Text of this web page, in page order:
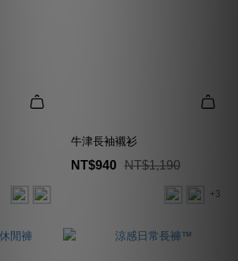
牛津長袖襯衫
NT$940 NT$1,190
+3